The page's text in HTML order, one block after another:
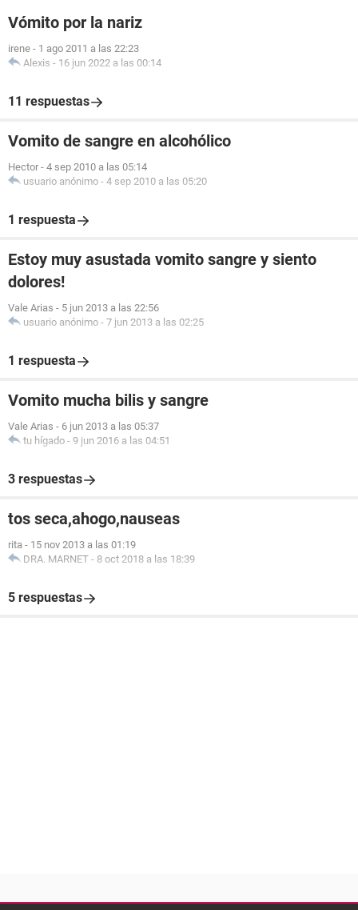
Vómito por la nariz
irene - 1 ago 2011 a las 22:23
Alexis - 16 jun 2022 a las 00:14
11 respuestas
Vomito de sangre en alcohólico
Hector - 4 sep 2010 a las 05:14
usuario anónimo - 4 sep 2010 a las 05:20
1 respuesta
Estoy muy asustada vomito sangre y siento
dolores!
Vale Arias - 5 jun 2013 a las 22:56
usuario anónimo - 7 jun 2013 a las 02:25
1 respuesta
Vomito mucha bilis y sangre
Vale Arias - 6 jun 2013 a las 05:37
tu hígado - 9 jun 2016 a las 04:51
3 respuestas
tos seca,ahogo,nauseas
rita - 15 nov 2013 a las 01:19
DRA. MARNET - 8 oct 2018 a las 18:39
5 respuestas